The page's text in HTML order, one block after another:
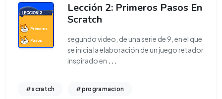
Lección 2: Primeros Pasos En
Scratch
segundo video, de una serie de 9, en el que
se inicia la elaboración de un juego retador
inspirado en ...
#scratch #programacion